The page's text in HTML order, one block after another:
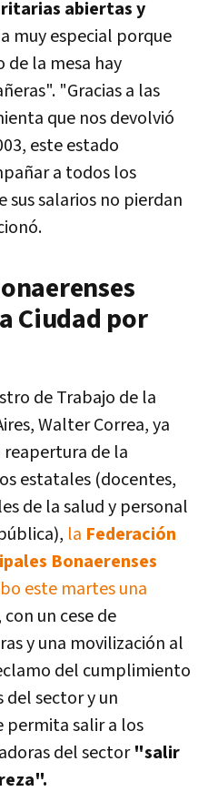
abiertas y
muy especial porque
de la mesa hay
"Gracias a las
que nos devolvió
este estado
a todos los
sus salarios no pierdan
Ciudad por
de Trabajo de la
Walter Correa, ya
de la
estatales (docentes,
de la salud y personal
la Federación
Bonaerenses
este martes una
con un cese de
y una movilización al
del cumplimiento
del sector y un
permita salir a los
del sector"salir